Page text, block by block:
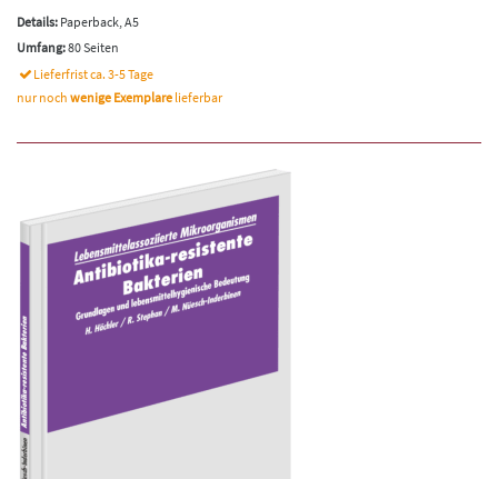
Details: Paperback, A5
Umfang:80 Seiten
Lieferfrist ca. 3-5 Tage
nur noch wenige Exemplare lieferbar